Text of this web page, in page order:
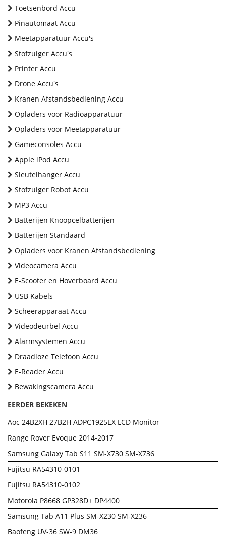
Toetsenbord Accu
Pinautomaat Accu
Meetapparatuur Accu's
Stofzuiger Accu's
Printer Accu
Drone Accu's
Kranen Afstandsbediening Accu
Opladers voor Radioapparatuur
Opladers voor Meetapparatuur
Gameconsoles Accu
Apple iPod Accu
Sleutelhanger Accu
Stofzuiger Robot Accu
MP3 Accu
Batterijen Knoopcelbatterijen
Batterijen Standaard
Opladers voor Kranen Afstandsbediening
Videocamera Accu
E-Scooter en Hoverboard Accu
USB Kabels
Scheerapparaat Accu
Videodeurbel Accu
Alarmsystemen Accu
Draadloze Telefoon Accu
E-Reader Accu
Bewakingscamera Accu
EERDER BEKEKEN
Aoc 24B2XH 27B2H ADPC1925EX LCD Monitor
Range Rover Evoque 2014-2017
Samsung Galaxy Tab S11 SM-X730 SM-X736
Fujitsu RA54310-0101
Fujitsu RA54310-0102
Motorola P8668 GP328D+ DP4400
Samsung Tab A11 Plus SM-X230 SM-X236
Baofeng UV-36 SW-9 DM36